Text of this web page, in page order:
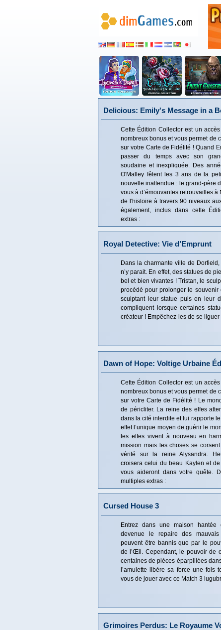
Delicious: Emily's Message in a
Cette Édition Collector est un
nombreux bonus et vous permet de
sur votre Carte de Fidélité ! Quand
passer du temps avec son
soudaine et inexpliquée. Des
O'Malley fêtent les 3 ans de la
nouvelle inattendue : le grand-père
vous à d’émouvantes retrouvailles
de l'histoire à travers 90 niveaux
également, inclus dans cette
extras :
Royal Detective: Vie d’Emprunt
Dans la charmante ville de Dorfield,
n’y parait. En effet, des statues de
bel et bien vivantes ! Tristan, le
procédé pour prolonger le souvenir
sculptant leur statue puis en leur
compliquent lorsque certaines
créateur ! Empêchez-les de se liguer
Dawn of Hope: Voltige Urbaine
Cette Édition Collector est un
nombreux bonus et vous permet de
sur votre Carte de Fidélité ! Le
de péricliter. La reine des elfes
dans la cité interdite et lui rapporte
effet l’unique moyen de guérir le
les elfes vivent à nouveau en
mission mais les choses se
vérité sur la reine Alysandra.
croisera celui du beau Kaylen et
vous aideront dans votre quête.
multiples extras :
Cursed House 3
Entrez dans une maison hantée
devenue le repaire des
peuvent être bannis que par le
de l’Œil. Cependant, le pouvoir de
centaines de pièces éparpillées
l’amulette libère sa force une fois
vous de jouer avec ce Match 3
Grimoires Perdus: Le Royaume